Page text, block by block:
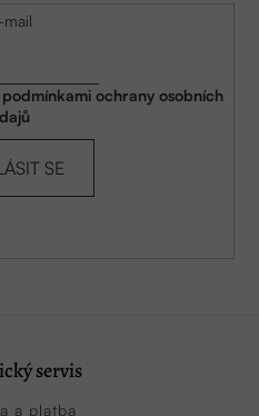
mail
podmínkami ochrany osobních
SE
servis
a platba